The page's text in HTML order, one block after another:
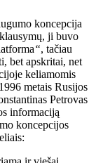
koncepcija
ji buvo
“, tačiau
bet apskritai, net
keliamomis
metais Rusijos
Petrovas
informaciją
koncepcijos